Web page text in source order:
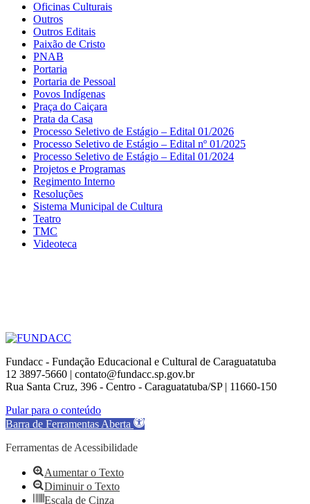
Oficinas Culturais
Outros
Outros Editais
Paixão de Cristo
PNAB
Portaria
Portaria de Pessoal
Povos Indígenas
Praça do Caiçara
Prata da Casa
Processo Seletivo de Estágio – Edital 01/2026
Processo Seletivo de Estágio – Edital nº 01/2025
Processo Seletivo de Estágio – Edital 01/2024
Projetos e Programas
Regimento Interno
Resoluções
Sistema Municipal de Cultura
Teatro
TMC
Videoteca
Fundacc - Fundação Educacional e Cultural de Caraguatatuba
12 3897-5660 | contato@fundacc.sp.gov.br
Rua Santa Cruz, 396 - Centro - Caraguatatuba/SP | 11660-150
Go
to
Pular para o conteúdo
Barra de Ferramentas Aberta
Ferramentas de Acessibilidade
Aumentar o Texto
Diminuir o Texto
Escala de Cinza